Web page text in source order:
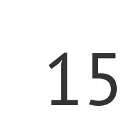
15